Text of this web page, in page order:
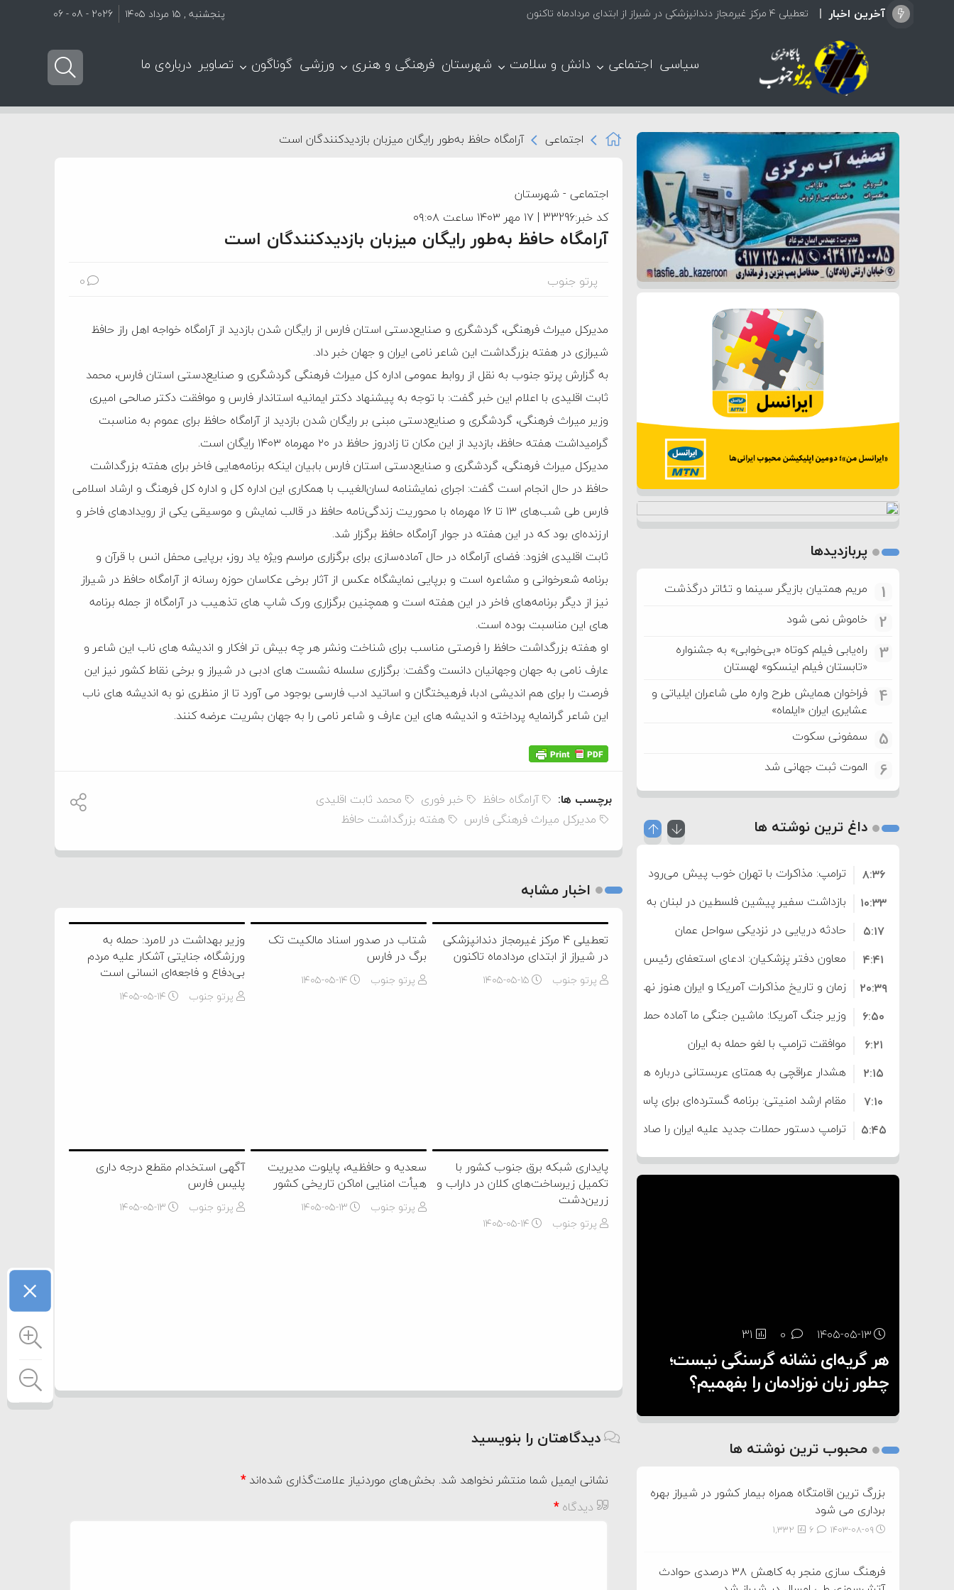
آخرین اخبار تعطیلی ۴ مرکز غیرمجاز دندانپزشکی در شیراز از ابتدای مردادماه تاکنون پنجشنبه , ۱۵ مرداد ۱۴۰۵ 2026 - 08 - 06
سیاسی اجتماعی دانش و سلامت شهرستان فرهنگی و هنری ورزشی گوناگون تصاویر درباره‌ی ما
اجتماعی آرامگاه حافظ به‌طور رایگان میزبان بازدیدکنندگان است
اجتماعی - شهرستان
کد خبر:33296 | ۱۷ مهر ۱۴۰۳ ساعت ۰۹:۰۸
آرامگاه حافظ به‌طور رایگان میزبان بازدیدکنندگان است
پرتو جنوب 0
مدیرکل میراث فرهنگی، گردشگری و صنایع‌دستی استان فارس از رایگان شدن بازدید از آرامگاه خواجه اهل راز حافظ
شیرازی در هفته بزرگداشت این شاعر نامی ایران و جهان خبر داد.
به گزارش پرتو جنوب به نقل از روابط عمومی اداره کل میراث فرهنگی گردشگری و صنایع‌دستی استان فارس، محمد
ثابت اقلیدی با اعلام این خبر گفت: با توجه به پیشنهاد دکتر ایمانیه استاندار فارس و موافقت دکتر صالحی امیری
وزیر میراث فرهنگی، گردشگری و صنایع‌دستی مبنی بر رایگان شدن بازدید از آرامگاه حافظ برای عموم به مناسبت
گرامیداشت هفته حافظ، بازدید از این مکان تا زادروز حافظ در ۲۰ مهرماه ۱۴۰۳ رایگان است.
مدیرکل میراث فرهنگی، گردشگری و صنایع‌دستی استان فارس بابیان اینکه برنامه‌هایی فاخر برای هفته بزرگداشت
حافظ در حال انجام است گفت: اجرای نمایشنامه لسان‌الغیب با همکاری این اداره کل و اداره کل فرهنگ و ارشاد اسلامی
فارس طی شب‌های ۱۳ تا ۱۶ مهرماه با محوریت زندگی‌نامه حافظ در قالب نمایش و موسیقی یکی از رویدادهای فاخر و
ارزنده‌ای بود که در این هفته در جوار آرامگاه حافظ برگزار شد.
ثابت اقلیدی افزود: فضای آرامگاه در حال آماده‌سازی برای برگزاری مراسم ویژه یاد روز، برپایی محفل انس با قرآن و
برنامه شعرخوانی و مشاعره است و برپایی نمایشگاه عکس از آثار برخی عکاسان حوزه رسانه از آرامگاه حافظ در شیراز
نیز از دیگر برنامه‌های فاخر در این هفته است و همچنین برگزاری ورک شاپ های تذهیب در آرامگاه از جمله برنامه
های این مناسبت بوده است.
او هفته بزرگداشت حافظ را فرصتی مناسب برای شناخت ونشر هر چه بیش تر افکار و اندیشه های ناب این شاعر و
عارف نامی به جهان وجهانیان دانست وگفت: برگزاری سلسله نشست های ادبی در شیراز و برخی نقاط کشور نیز این
فرصت را برای هم اندیشی ادبا، فرهیختگان و اساتید ادب فارسی بوجود می آورد تا از منظری نو به اندیشه های ناب
این شاعر گرانمایه پرداخته و اندیشه های این عارف و شاعر نامی را به جهان بشریت عرضه کنند.
برچسب ها: آرامگاه حافظ خبر فوری
محمد ثابت اقلیدی
مدیرکل میراث فرهنگی فارس
هفته بزرگداشت حافظ
اخبار مشابه
تعطیلی ۴ مرکز غیرمجاز دندانپزشکی
در شیراز از ابتدای مردادماه تاکنون
پرتو جنوب ۱۴۰۵-۰۵-۱۵
شتاب در صدور اسناد مالکیت تک
برگ در فارس
پرتو جنوب ۱۴۰۵-۰۵-۱۴
وزیر بهداشت در لامرد: حمله به
ورزشگاه، جنایتی آشکار علیه مردم
بی‌دفاع و فاجعه‌ای انسانی است
پرتو جنوب ۱۴۰۵-۰۵-۱۴
پایداری شبکه برق جنوب کشور با
تکمیل زیرساخت‌های کلان در داراب و
زرین‌دشت
پرتو جنوب ۱۴۰۵-۰۵-۱۴
سعدیه و حافظیه، پایلوت مدیریت
هیأت امنایی اماکن تاریخی کشور
پرتو جنوب ۱۴۰۵-۰۵-۱۳
آگهی استخدام مقطع درجه داری
پلیس فارس
پرتو جنوب ۱۴۰۵-۰۵-۱۳
دیدگاهتان را بنویسید
نشانی ایمیل شما منتشر نخواهد شد. بخش‌های موردنیاز علامت‌گذاری شده‌اند*
دیدگاه*
پربازدیدها
1 مریم همتیان بازیگر سینما و تئاتر درگذشت
2 خاموش نمی شود
3
راه‌یابی فیلم کوتاه «بی‌خوابی» به جشنواره
«تابستان فیلم اینسکو» لهستان
4
فراخوان همایش طرح واره ملی شاعران ایلیاتی و
عشایری ایران «ایلماه»
5 سمفونی سکوت
6 الموت ثبت جهانی شد
داغ ترین نوشته ها
ترامپ: مذاکرات با تهران خوب پیش می‌رود
۸:۳۶
بازداشت سفیر پیشین فلسطین در لبنان به اتهام فساد و اختلاس اموال
۱۰:۳۳
حادثه دریایی در نزدیکی سواحل عمان
۵:۱۷
معاون دفتر پزشکیان: ادعای استعفای رئیس‌جمهور واهی و کذب محض
است
۴:۴۱
زمان و تاریخ مذاکرات آمریکا و ایران هنوز نهایی نشده است
۲۰:۳۹
وزیر جنگ آمریکا: ماشین جنگی ما آماده حمله نظامی علیه ایران است
۶:۵۰
موافقت ترامپ با لغو حمله به ایران
۶:۲۱
هشدار عراقچی به همتای عربستانی درباره همراهی با آمریکا
۲:۱۵
مقام ارشد امنیتی: برنامه گسترده‌ای برای پاسخ به دیوانگی آمریکا داریم
۷:۱۰
ترامپ دستور حملات جدید علیه ایران را صادر کرد
۵:۴۵
سپاه: دو نفتکش متخلف مورد اصابت قرار گرفته و متوقف شدند
۱۲:۵۹
ترامپ مدعی توافق تاریخی برای خلع سلاح کامل حماس شد
اعتراض عراقچی به همتای بلغارستانی به دلیل کمک به آمریکا در حملات به
۱۴۰۵-۰۵-۱۳ 31
هر گریه‌ای نشانه گرسنگی نیست؛
چطور زبان نوزادمان را بفهمیم؟
۱۴۰۵-۰۵-۱۲ 22
تغذیه پدر می‌تواند بر سلامت نوزاد
تأثیر بگذارد
۱۴۰۵-۰۵-۱۲ 0
10
روی دیگر زندگی
2
محبوب ترین نوشته ها
بزرگ ترین اقامتگاه همراه بیمار کشور در شیراز بهره
برداری می شود
۱۴۰۳-۰۸-۰۹ 1,332
فرهنگ سازی منجر به کاهش ۳۸ درصدی حوادث
×